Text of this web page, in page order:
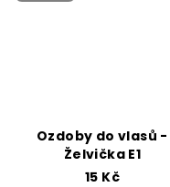
Ozdoby do vlasů -
Želvička E1
15 Kč